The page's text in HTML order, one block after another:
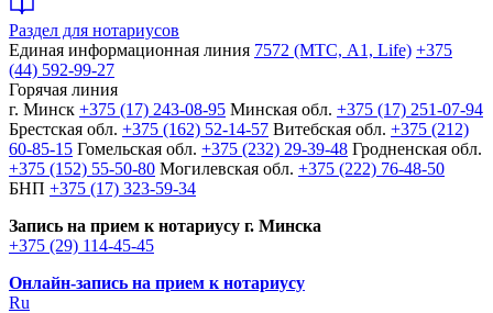
Раздел для нотариусов
Единая информационная линия 7572 (МТС, A1, Life) +375
(44) 592-99-27
Горячая линия
г. Минск +375 (17) 243-08-95 Минская обл. +375 (17) 251-07-94
Брестская обл. +375 (162) 52-14-57 Витебская обл. +375 (212)
60-85-15 Гомельская обл. +375 (232) 29-39-48 Гродненская обл.
+375 (152) 55-50-80 Могилевская обл. +375 (222) 76-48-50
БНП +375 (17) 323-59-34
Запись на прием к нотариусу г. Минска
+375 (29) 114-45-45
Онлайн-запись на прием к нотариусу
Ru